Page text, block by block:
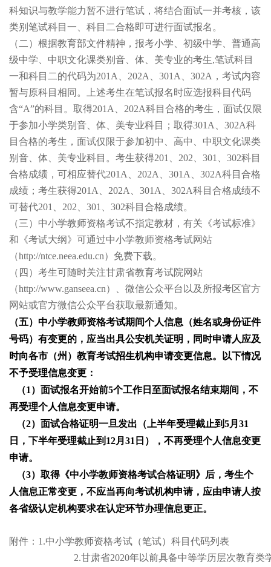
科知识与教学能力暂不进行笔试，将结合面试一并考核，该
类别笔试科目一、科目二合格即可进行面试报名。
（二）根据教育部文件精神，报考小学、初级中学、普通高
级中学、中职文化课类别音、体、美专业的考生,笔试科目
一和科目二的代码为201A、202A、301A、302A，考试内容
暂与原科目相同。上述考生在笔试报名时应选报科目代码
含“A”的科目。取得201A、202A科目合格的考生，面试仅限
于参加小学类别音、体、美专业科目；取得301A、302A科
目合格的考生，面试仅限于参加初中、高中、中职文化课类
别音、体、美专业科目。考生获得201、202、301、302科目
合格成绩，可相应替代201A、202A、301A、302A科目合格
成绩；考生获得201A、202A、301A、302A科目合格成绩不
可替代201、202、301、302科目合格成绩。
（三）中小学教师资格考试不指定教材，有关《考试标准》
和《考试大纲》可通过中小学教师资格考试网站
（http://ntce.neea.edu.cn）免费下载。
（四）考生可随时关注甘肃省教育考试院网站
（http://www.ganseea.cn）、微信公众平台以及所报考区官方
网站或官方微信公众平台获取最新通知。
（五）中小学教师资格考试期间个人信息（姓名或身份证件
号码）有变更的，应当出具公安机关证明，同时申请人应及
时向各市（州）教育考试招生机构申请变更信息。以下情况
不予受理信息变更：
（1）面试报名开始前5个工作日至面试报名结束期间，不
再受理个人信息变更申请。
（2）面试合格证明一旦发出（上半年受理截止到5月31
日，下半年受理截止到12月31日），不再受理个人信息变更
申请。
（3）取得《中小学教师资格考试合格证明》后，考生个
人信息正常变更，不应当再向考试机构申请，应由申请人按
各省级认定机构要求在认定环节办理信息更正。
附件：1.中小学教师资格考试（笔试）科目代码列表
2.甘肃省2020年以前具备中等学历层次教育类